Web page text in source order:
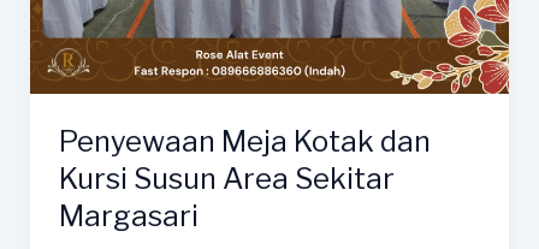
Penyewaan Meja Kotak dan
Kursi Susun Area Sekitar
Margasari